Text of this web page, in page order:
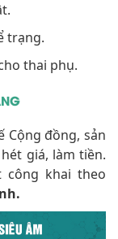
trạng.
thai phụ.
Cộng đồng, sản
giá, làm tiền.
công khai theo